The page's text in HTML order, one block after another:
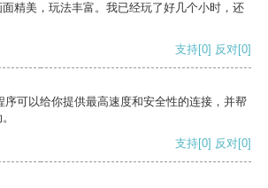
精美，玩法丰富。我已经玩了好几个小时，还
支持[0] 反对[0]
序可以给你提供最高速度和安全性的连接，并帮
支持[0] 反对[0]